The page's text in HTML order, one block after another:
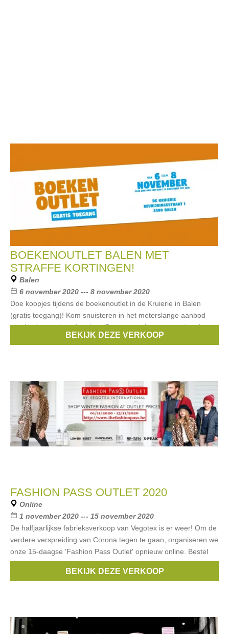
BOEKENOUTLET BALEN MET
STRAFFE KORTINGEN!
Balen
6 november 2020 --- 8 november 2020
Doe koopjes tijdens de boekenoutlet in de Kruierie in Balen
(gratis toegang)! Kom snuisteren in het meterslange aanbod
aan kinder- en jeugdboeken. Daarnaast zijn er o.a. ook strips,
puzzels, en non-fictieboekenBEKIJK DEZE VERKOOP
FASHION PASS OUTLET 2020
Online
1 november 2020 --- 15 november 2020
De halfjaarlijkse fabrieksverkoop van Vegotex is er weer! Om de
verdere verspreiding van Corona tegen te gaan, organiseren we
onze 15-daagse 'Fashion Pass Outlet' opnieuw online. Bestel
via onze
Emoi,Ebound ,X-Peak ,Re-Gen,
BEKIJK DEZE VERKOOP